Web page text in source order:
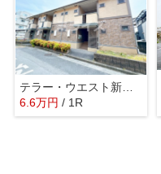
テラー・ウエスト新芦屋
6.6万円 / 1R